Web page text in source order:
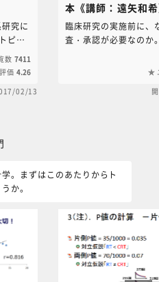
究に
ピッ
不
いて
人が受
数 7411
価 4.26
02/13
本《講師：遠矢和
臨床研究の実施前に、
査・承認が必要なのか
ジン事件などを例と
IRB審査の必要性を解
。まずはこのあたりからト
か。